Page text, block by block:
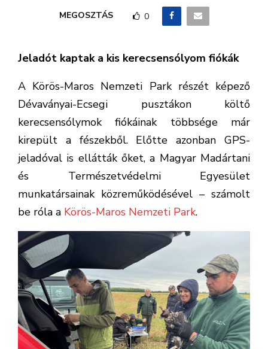
MEGOSZTÁS 0
Jeladót kaptak a kis kerecsensólyom fiókák
A Körös-Maros Nemzeti Park részét képező
Dévaványai-Ecsegi pusztákon költő
kerecsensólymok fiókáinak többsége már
kirepült a fészekből. Előtte azonban GPS-
jeladóval is ellátták őket, a Magyar Madártani
és Természetvédelmi Egyesület
munkatársainak közreműködésével – számolt
be róla a Körös-Maros Nemzeti Park.